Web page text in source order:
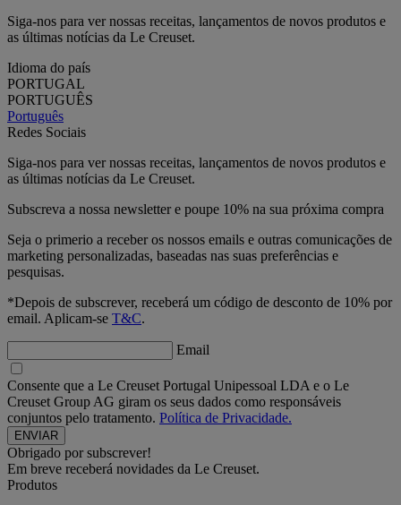
Siga-nos para ver nossas receitas, lançamentos de novos produtos e
as últimas notícias da Le Creuset.
Idioma do país
PORTUGAL
PORTUGUÊS
Português
Redes Sociais
Siga-nos para ver nossas receitas, lançamentos de novos produtos e
as últimas notícias da Le Creuset.
Subscreva a nossa newsletter e poupe 10% na sua próxima compra
Seja o primerio a receber os nossos emails e outras comunicações de
marketing personalizadas, baseadas nas suas preferências e
pesquisas.
*Depois de subscrever, receberá um código de desconto de 10% por
email. Aplicam-se T&C.
Email
Consente que a Le Creuset Portugal Unipessoal LDA e o Le
Creuset Group AG giram os seus dados como responsáveis
conjuntos pelo tratamento. Política de Privacidade.
Obrigado por subscrever!
Em breve receberá novidades da Le Creuset.
Produtos